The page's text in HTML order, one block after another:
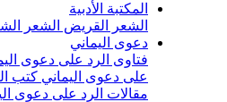
الأدبية
الشعر الشعبي
اليماني
الرد على دعوى اليماني المكتبة
دعوى اليماني كتب الرد على دعوى
الرد على دعوى اليماني